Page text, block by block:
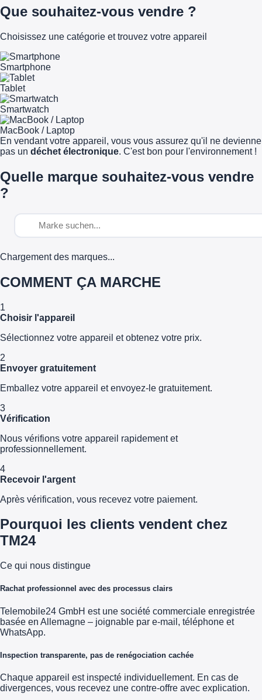
Que souhaitez-vous vendre ?
Choisissez une catégorie et trouvez votre appareil
Smartphone
Tablet
Smartwatch
MacBook / Laptop
En vendant votre appareil, vous vous assurez qu'il ne devienne
pas un déchet électronique. C'est bon pour l'environnement !
Quelle marque souhaitez-vous vendre
?
Chargement des marques...
COMMENT ÇA MARCHE
1
Choisir l'appareil
Sélectionnez votre appareil et obtenez votre prix.
2
Envoyer gratuitement
Emballez votre appareil et envoyez-le gratuitement.
3
Vérification
Nous vérifions votre appareil rapidement et
professionnellement.
4
Recevoir l'argent
Après vérification, vous recevez votre paiement.
Pourquoi les clients vendent chez
TM24
Ce qui nous distingue
Rachat professionnel avec des processus clairs
Telemobile24 GmbH est une société commerciale enregistrée
basée en Allemagne – joignable par e-mail, téléphone et
WhatsApp.
Inspection transparente, pas de renégociation cachée
Chaque appareil est inspecté individuellement. En cas de
divergences, vous recevez une contre-offre avec explication.